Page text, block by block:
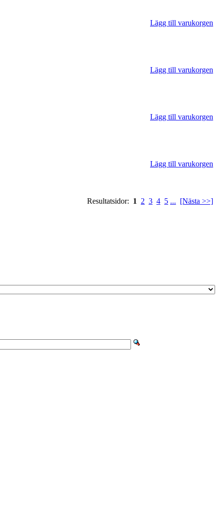
Lägg till varukorgen
Lägg till varukorgen
Lägg till varukorgen
Lägg till varukorgen
Resultatsidor: 1 2 3 4 5 ... [Nästa >>]